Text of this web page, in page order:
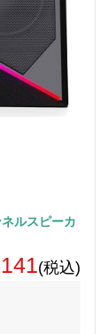
ルスピーカ
(税込)